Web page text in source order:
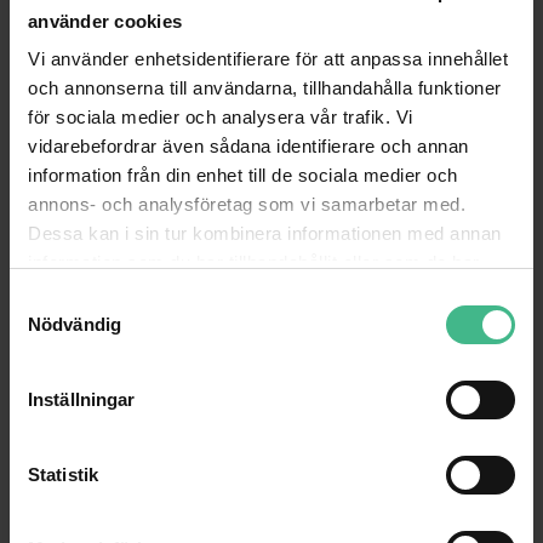
använder cookies
Vi använder enhetsidentifierare för att anpassa innehållet
och annonserna till användarna, tillhandahålla funktioner
för sociala medier och analysera vår trafik. Vi
vidarebefordrar även sådana identifierare och annan
information från din enhet till de sociala medier och
annons- och analysföretag som vi samarbetar med.
Dessa kan i sin tur kombinera informationen med annan
Nödvändig
Inställningar
Statistik
GÅ TILL PRODUKT
ANDRA KUNDER KÖPTE OCKSÅ
Alutruss Decolock DQ3-2000 3-